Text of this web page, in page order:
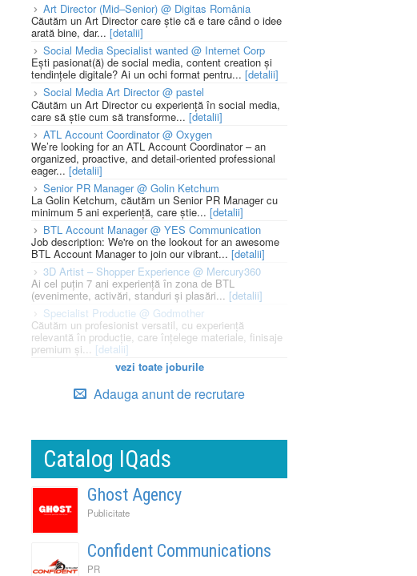
Art Director (Mid–Senior) @ Digitas România
Căutăm un Art Director care știe că e tare când o idee
arată bine, dar... [detalii]
Social Media Specialist wanted @ Internet Corp
Ești pasionat(ă) de social media, content creation și
tendințele digitale? Ai un ochi format pentru... [detalii]
Social Media Art Director @ pastel
Căutăm un Art Director cu experiență în social media,
care să știe cum să transforme... [detalii]
ATL Account Coordinator @ Oxygen
We’re looking for an ATL Account Coordinator – an
organized, proactive, and detail-oriented professional
eager... [detalii]
Senior PR Manager @ Golin Ketchum
La Golin Ketchum, căutăm un Senior PR Manager cu
minimum 5 ani experiență, care știe... [detalii]
BTL Account Manager @ YES Communication
Job description: We're on the lookout for an awesome
BTL Account Manager to join our vibrant... [detalii]
3D Artist – Shopper Experience @ Mercury360
Ai cel puțin 7 ani experiență în zona de BTL
(evenimente, activări, standuri și plasări... [detalii]
Specialist Productie @ Godmother
Căutăm un profesionist versatil, cu experiență
relevantă în producție, care înțelege materiale, finisaje
premium și... [detalii]
vezi toate joburile
Adauga anunt de recrutare
Catalog IQads
Ghost Agency
Publicitate
Confident Communications
PR